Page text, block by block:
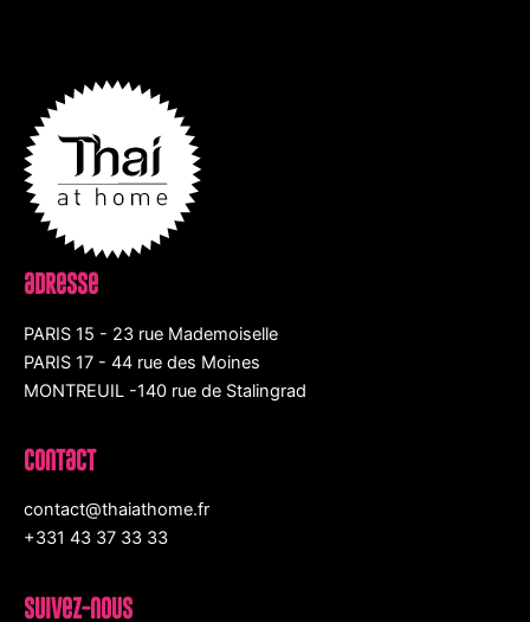
aDResse
PARIS 15 - 23 rue Mademoiselle
PARIS 17 - 44 rue des Moines
MONTREUIL -140 rue de Stalingrad
conTacT
contact@thaiathome.fr
+331 43 37 33 33
SuIvez-nous